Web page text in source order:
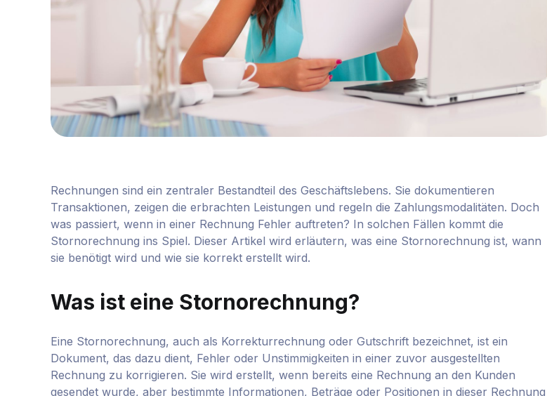
Rechnungen sind ein zentraler Bestandteil des Geschäftslebens. Sie dokumentieren
Transaktionen, zeigen die erbrachten Leistungen und regeln die Zahlungsmodalitäten. Doch
was passiert, wenn in einer Rechnung Fehler auftreten? In solchen Fällen kommt die
Stornorechnung ins Spiel. Dieser Artikel wird erläutern, was eine Stornorechnung ist, wann
sie benötigt wird und wie sie korrekt erstellt wird.
Was ist eine Stornorechnung?
Eine Stornorechnung, auch als Korrekturrechnung oder Gutschrift bezeichnet, ist ein
Dokument, das dazu dient, Fehler oder Unstimmigkeiten in einer zuvor ausgestellten
Rechnung zu korrigieren. Sie wird erstellt, wenn bereits eine Rechnung an den Kunden
gesendet wurde, aber bestimmte Informationen, Beträge oder Positionen in dieser Rechnung